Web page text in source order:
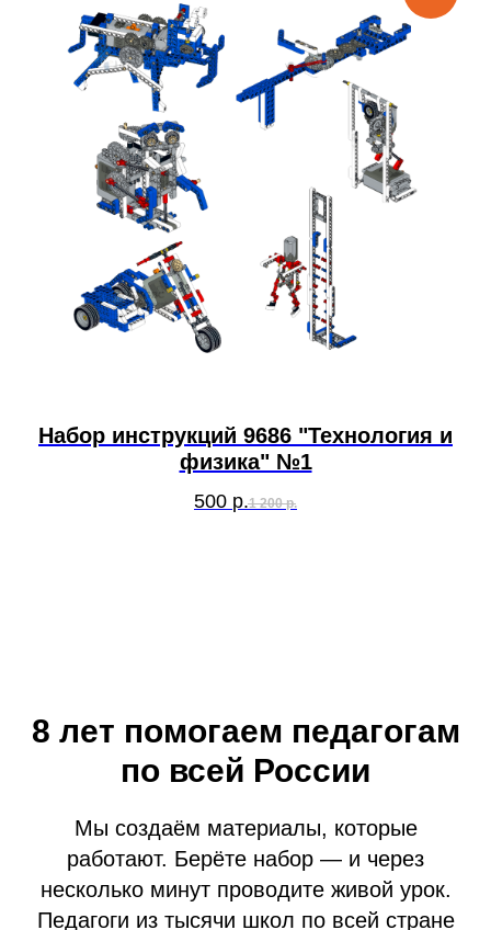
Набор инструкций 9686 "Технология и
физика" №1
500 р.1 200 р.
8 лет помогаем педагогам
по всей России
Мы создаём материалы, которые
работают. Берёте набор — и через
несколько минут проводите живой урок.
Педагоги из тысячи школ по всей стране